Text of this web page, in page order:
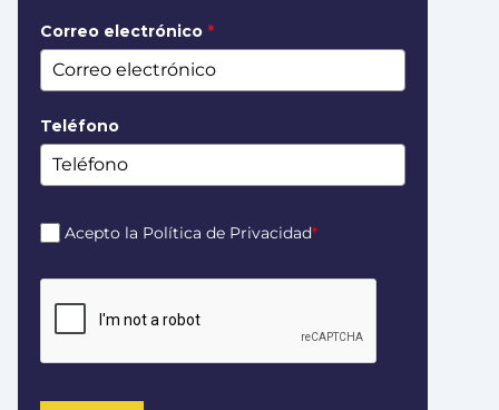
Correo electrónico *
Teléfono
Acepto la Política de Privacidad*